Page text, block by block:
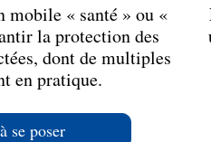
mobile « santé » ou «
la protection des
dont de multiples
en pratique.
se poser